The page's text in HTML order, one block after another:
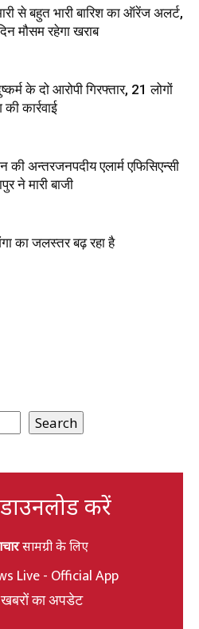
से बहुत भारी बारिश का ऑरेंज अलर्ट,
मौसम रहेगा खराब
के दो आरोपी गिरफ्तार, 21 लोगों
कार्रवाई
की अन्तरजनपदीय एलार्म एफिसिएन्सी
ने मारी बाजी
का जलस्तर बढ़ रहा है
Search
करें
सामग्री के लिए
Live - Official App
का अपडेट